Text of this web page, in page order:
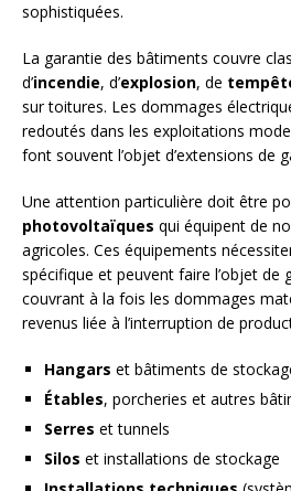
sophistiquées.
La garantie des bâtiments couvre
d’incendie, d’explosion, de
sur toitures. Les dommages
redoutés dans les exploitations
font souvent l’objet d’extensions de
Une attention particulière doit être
photovoltaïques qui équipent de
agricoles. Ces équipements
spécifique et peuvent faire l’objet de
couvrant à la fois les dommages
revenus liée à l’interruption de
Hangars et bâtiments de
Étables, porcheries et autres
Serres et tunnels
Silos et installations de stockage